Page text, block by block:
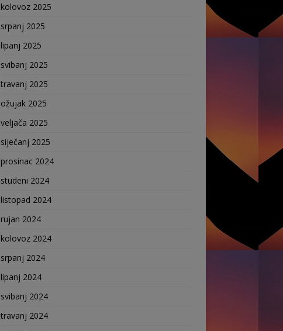
kolovoz 2025
srpanj 2025
lipanj 2025
svibanj 2025
travanj 2025
ožujak 2025
veljača 2025
siječanj 2025
prosinac 2024
studeni 2024
listopad 2024
rujan 2024
kolovoz 2024
srpanj 2024
lipanj 2024
svibanj 2024
travanj 2024